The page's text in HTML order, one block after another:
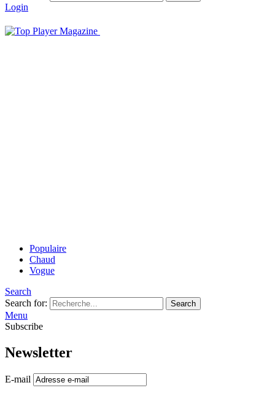
Login
Populaire
Chaud
Vogue
Search
Search for:
Search
Menu
Subscribe
Newsletter
E-mail